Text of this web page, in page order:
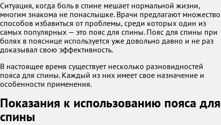
Ситуация, когда боль в спине мешает нормальной жизни,
многим знакома не понаслышке. Врачи предлагают множество
способов избавиться от проблемы, среди которых один из
самых популярных — это пояс для спины. Пояс для спины при
болях в пояснице используется уже довольно давно и не раз
доказывал свою эффективность.
В настоящее время существует несколько разновидностей
пояса для спины. Каждый из них имеет свое назначение и
особенности применения.
Показания к использованию пояса для
спины